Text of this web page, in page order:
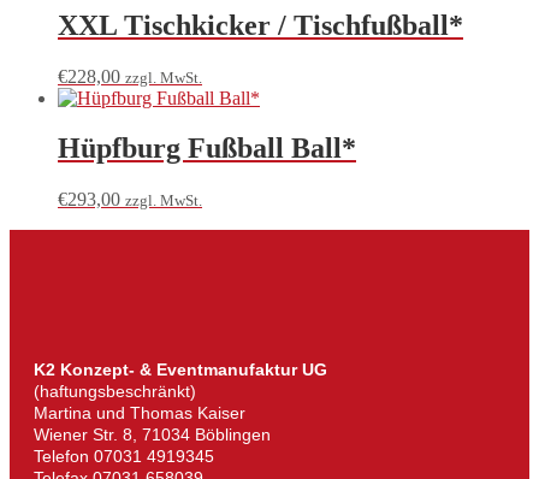
XXL Tischkicker / Tischfußball*
€228,00 zzgl. MwSt.
Hüpfburg Fußball Ball*
€293,00 zzgl. MwSt.
K2 Konzept- & Eventmanufaktur UG
(haftungsbeschränkt)
Martina und Thomas Kaiser
Wiener Str. 8, 71034 Böblingen
Telefon 07031 4919345